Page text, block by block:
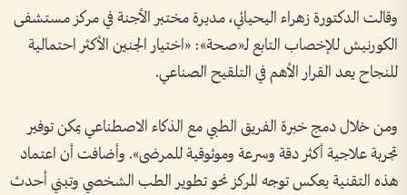
وقالت الدكتورة زهراء اليحيائي، مديرة مختبر الأجنة في مركز مستشفى
الكورنيش للإخصاب التابع لـ«صحة»: «اختيار الجنين الأكثر احتمالية
للنجاح يعد القرار الأهم في التلقيح الصناعي.
ومن خلال دمج خبرة الفريق الطبي مع الذكاء الاصطناعي يمكن توفير
تجربة علاجية أكثر دقة وسرعة وموثوقية للمرضى». وأضافت أن اعتماد
هذه التقنية يعكس توجه المركز نحو تطوير الطب الشخصي وتبني أحدث